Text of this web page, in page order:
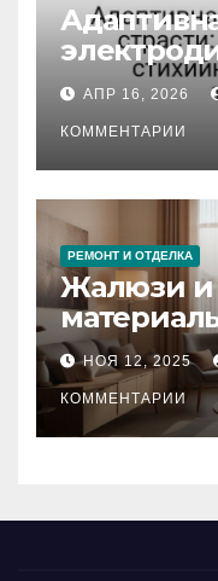
влияние
тезауруса
АПР 16, 2026
КОММЕНТАРИИ
РЕМОНТ И ОТДЕЛКА
Жалюзи и
НОЯ 12, 2025
КОММЕНТАРИИ